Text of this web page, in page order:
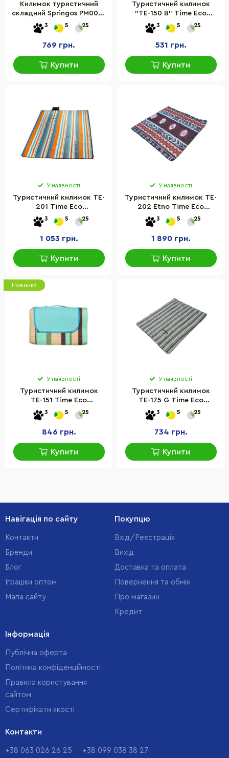
Килимок туристичний
складний Springos PM0010
XPE, Green/Grey
182x60x0,8 см
3 5 25
769 грн.
Купити
Туристичний килимок
"ТЕ-150 В" Time Eco
8435269953798
3 5 25
531 грн.
Купити
У наявності
Туристичний килимок TE-
201 Time Eco
4820211101282MULTI,
блакитний
3 5 25
1 053 грн.
Купити
У наявності
Туристичний килимок TE-
202 Etno Time Eco
4820211101749, 200х200
см
3 5 25
1 890 грн.
Купити
Новинка
У наявності
Туристичний килимок
ТЕ-151 Time Eco
4820211100964, 150х200
см
3 5 25
846 грн.
Купити
У наявності
Туристичний килимок
ТЕ-175 G Time Eco
8435269953804_3, 175х135
см
3 5 25
734 грн.
Купити
Навігація по сайту
Контакти
Бренди
Блог
Іграшки оптом
Мапа сайту
Покупцю
Вхід/Реєстрація
Вихід
Доставка та оплата
Повернення та обмін
Про магазин
Кредит
Інформація
Публічна оферта
Політика конфіденційності
Правила користування
сайтом
Cертифікати якості
Контакти
+38 063 026 26 25 +38 099 038 38 27